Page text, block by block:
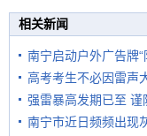
相关新闻
南宁启动户外广告牌“
高考考生不必因雷声
强雷暴高发期已至 谨
南宁市近日频频出现